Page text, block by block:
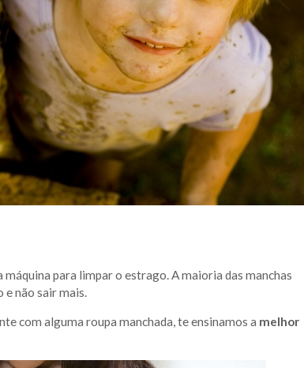
para limpar o estrago. A maioria das manchas
e não sair mais.
com alguma roupa manchada, te ensinamos a melhor